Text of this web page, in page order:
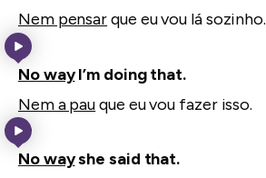
Nem pensarque eu vou lá sozinho.
No wayI’m doing that.
Nem a pauque eu vou fazer isso.
No wayshe said that.